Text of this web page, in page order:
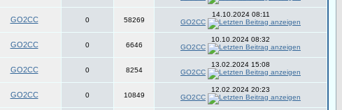
GO2CC 0 58269
14.10.2024 08:11
GO2CC
GO2CC 0 6646
10.10.2024 08:32
GO2CC
GO2CC 0 8254
13.02.2024 15:08
GO2CC
GO2CC 0 10849
12.02.2024 20:23
GO2CC